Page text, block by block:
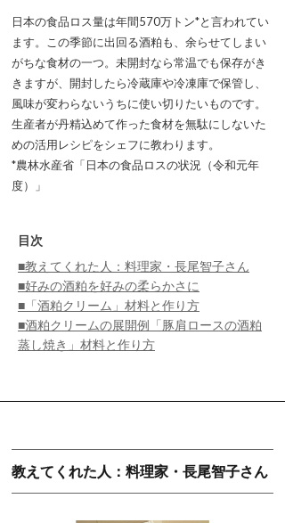
日本の食品ロス量は年間570万トン*と言われてい
ます。この季節に出回る酒粕も、余らせてしまい
がちな食材の一つ。未開封なら常温でも保存がき
きますが、開封したら冷蔵庫や冷凍庫で保管し、
風味が変わらないうちに使い切りたいものです。
生産者が丹精込めて作った食材を無駄にしないた
めの活用レシピをシェフに教わります。
*農林水産省「日本の食品ロスの状況（令和元年
度）」
目次
■教えてくれた人：料理家・長尾智子さん
■好みの酒粕を好みの柔らかさに
■「酒粕クリーム」材料と作り方
■酒粕クリームの展開例「豚肩ロースの酒粕
蒸し焼き」材料と作り方
教えてくれた人：料理家・長尾智子さん